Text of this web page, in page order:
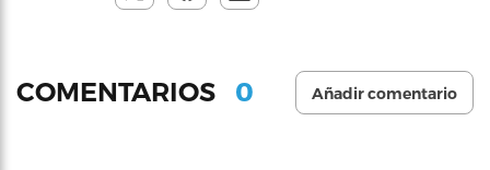
COMENTARIOS 0 Añadir comentario